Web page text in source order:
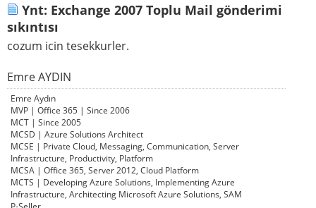
Ynt: Exchange 2007 Toplu Mail gönderimi
sıkıntısı
cozum icin tesekkurler.
Emre AYDIN
Emre Aydın
MVP | Office 365 | Since 2006
MCT | Since 2005
MCSD | Azure Solutions Architect
MCSE | Private Cloud, Messaging, Communication, Server
Infrastructure, Productivity, Platform
MCSA | Office 365, Server 2012, Cloud Platform
MCTS | Developing Azure Solutions, Implementing Azure
Infrastructure, Architecting Microsoft Azure Solutions, SAM